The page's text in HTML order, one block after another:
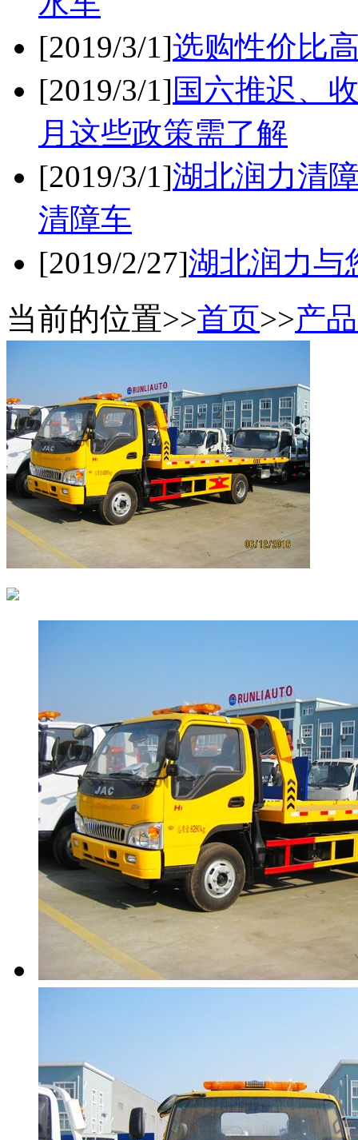
[2019/3/1]选购性价比
[2019/3/1]国六推迟、
月这些政策需了解
[2019/3/1]湖北润力清
清障车
[2019/2/27]湖北润力与
当前的位置>>首页>>产